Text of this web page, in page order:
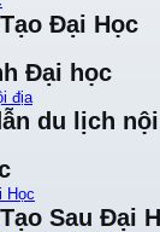
Đại Học
Đại học
địa
du lịch
Học
Sau Đại